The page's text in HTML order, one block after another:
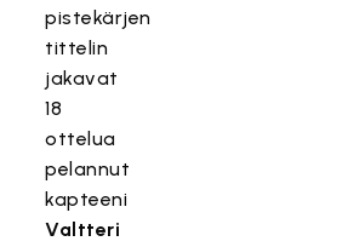
pistekärjen
tittelin
jakavat
18
ottelua
pelannut
kapteeni
Valtteri